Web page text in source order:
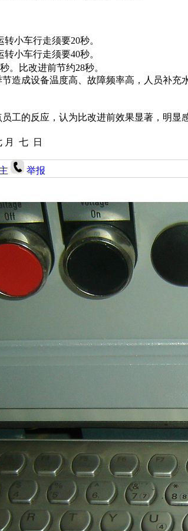
小车行走须要20秒。
小车行走须要40秒。
。比改进前节约28秒。
造成设备温度高、故障频率高，人员补充
工的反应，认为比改进前效果显著，明显
日
举报